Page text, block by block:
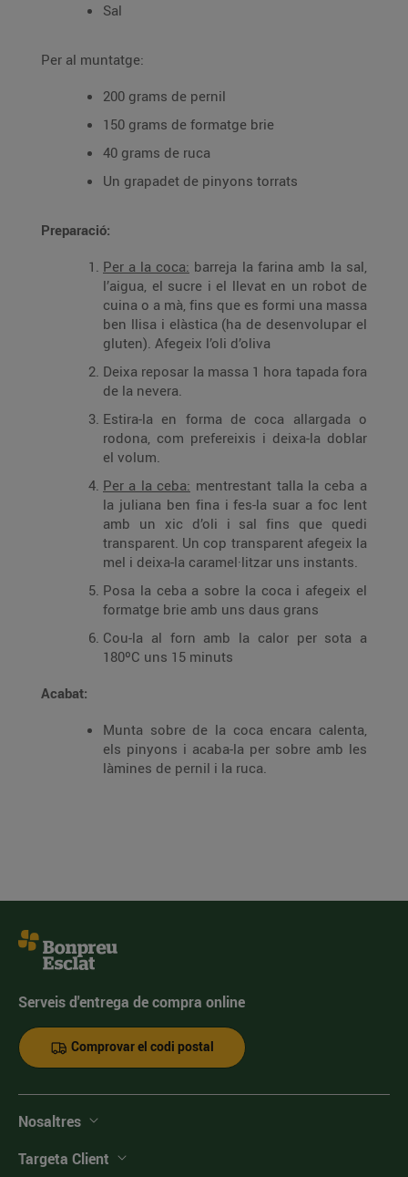
Sal
Per al muntatge:
200 grams de pernil
150 grams de formatge brie
40 grams de ruca
Un grapadet de pinyons torrats
Preparació:
Per a la coca: barreja la farina amb la sal,
l’aigua, el sucre i el llevat en un robot de
cuina o a mà, fins que es formi una massa
ben llisa i elàstica (ha de desenvolupar el
gluten). Afegeix l’oli d’oliva
Deixa reposar la massa 1 hora tapada fora
de la nevera.
Estira-la en forma de coca allargada o
rodona, com prefereixis i deixa-la doblar
el volum.
Per a la ceba: mentrestant talla la ceba a
la juliana ben fina i fes-la suar a foc lent
amb un xic d’oli i sal fins que quedi
transparent. Un cop transparent afegeix la
mel i deixa-la caramel·litzar uns instants.
Posa la ceba a sobre la coca i afegeix el
formatge brie amb uns daus grans
Cou-la al forn amb la calor per sota a
180ºC uns 15 minuts
Acabat:
Munta sobre de la coca encara calenta,
els pinyons i acaba-la per sobre amb les
làmines de pernil i la ruca.
Serveis d'entrega de compra online
Comprovar el codi postal
Nosaltres
Targeta Client